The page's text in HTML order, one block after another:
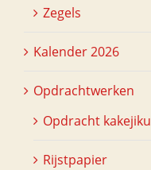
Zegels
Kalender 2026
Opdrachtwerken
Opdracht kakejiku
Rijstpapier